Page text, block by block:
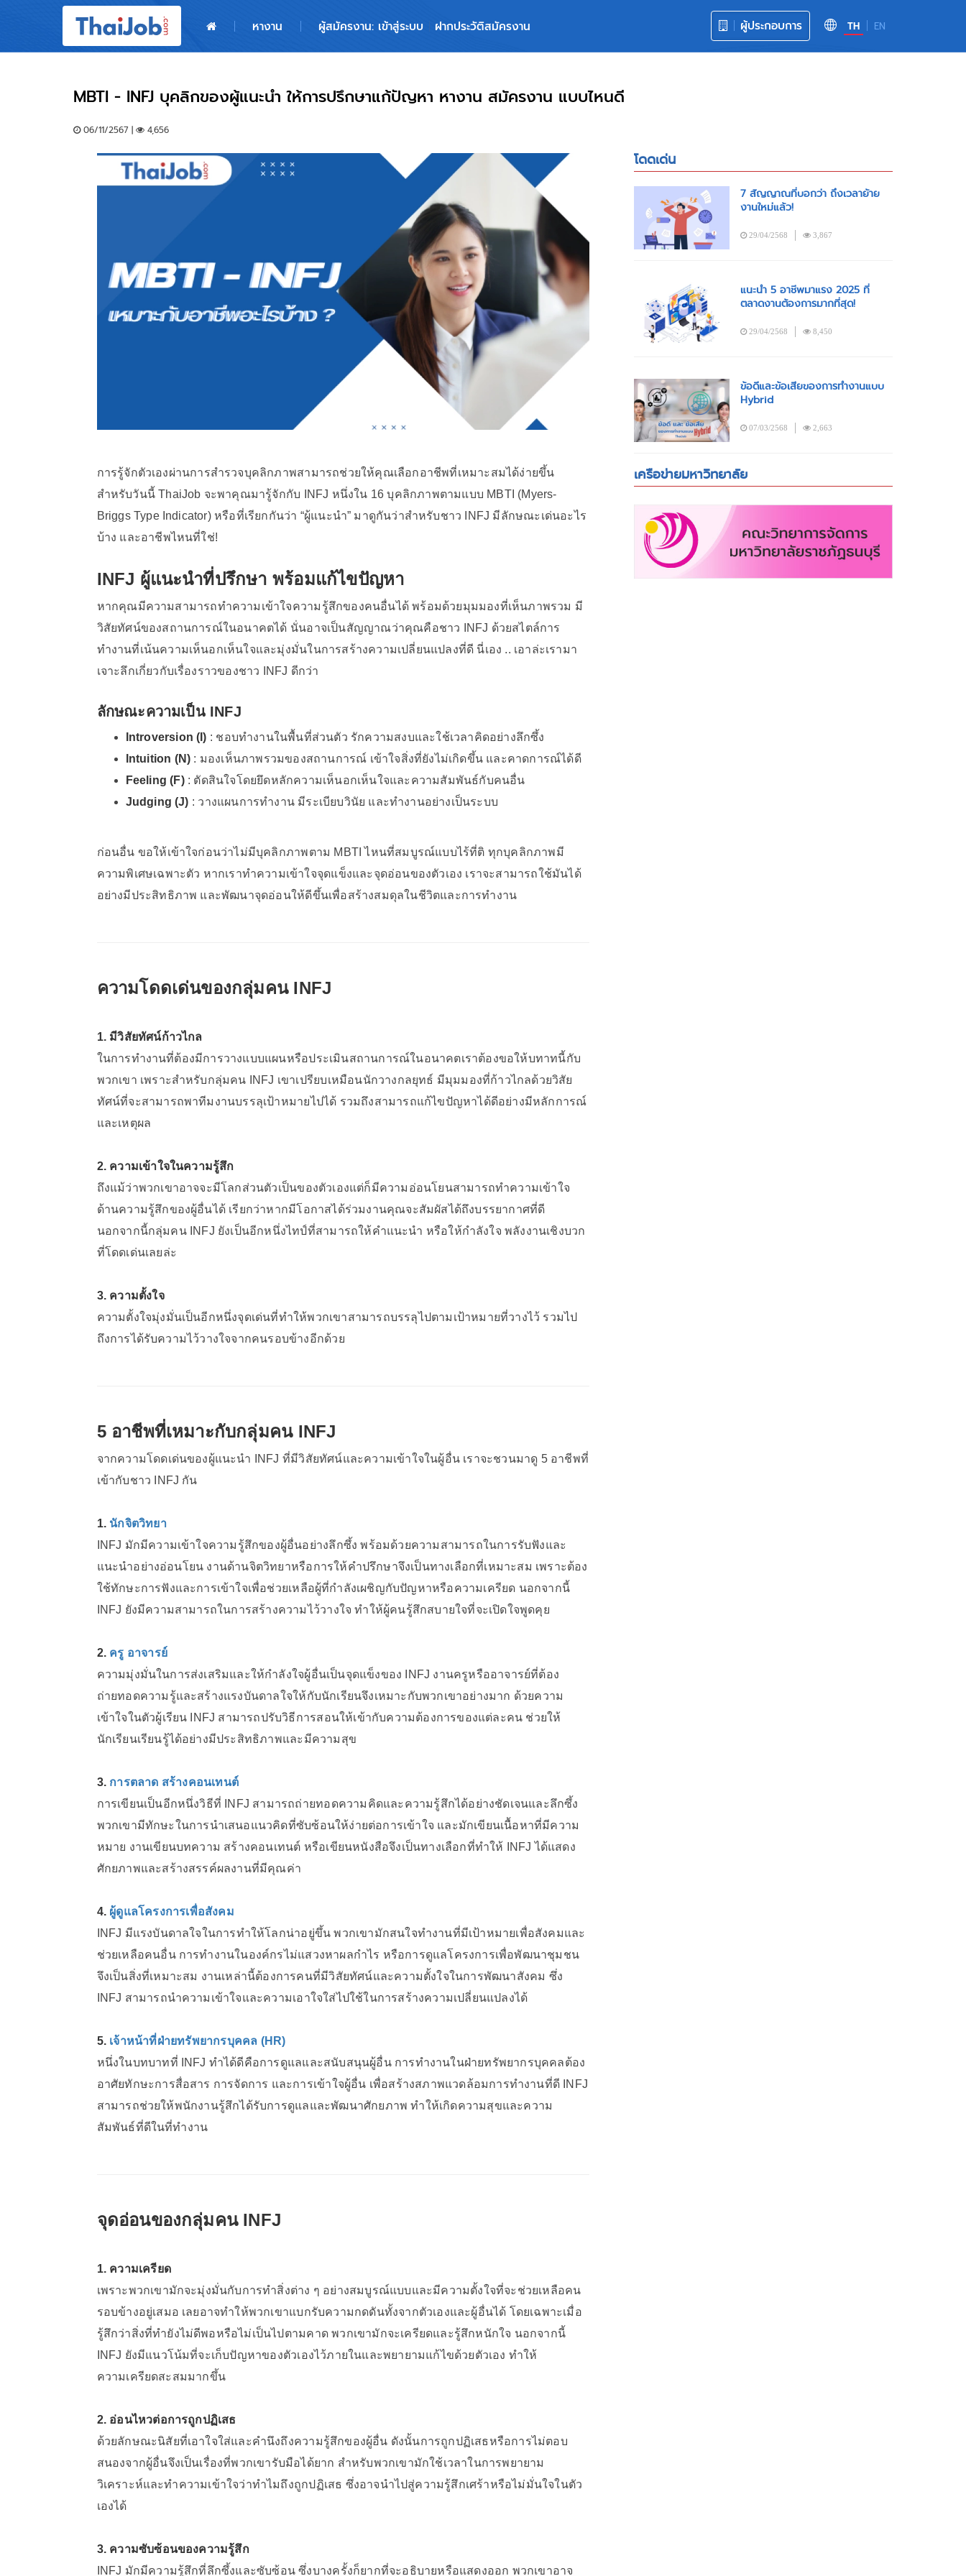
TH EN
ผู้ประกอบการ
หางาน ผู้สมัครงาน: เข้าสู่ระบบ ฝากประวัติสมัครงาน
ผู้สมัครงาน: เข้าสู่ระบบ
สำหรับผู้ประกอบการ
MBTI - INFJ บุคลิกของผู้แนะนำ ให้การปรึกษาแก้ปัญหา หางาน สมัครงาน แบบไหนดี
06/11/2567 | 4,656
การรู้จักตัวเองผ่านการสำรวจบุคลิกภาพสามารถช่วยให้คุณเลือกอาชีพที่เหมาะสมได้ง่ายขึ้น
สำหรับวันนี้ ThaiJob จะพาคุณมารู้จักกับ INFJ หนึ่งใน 16 บุคลิกภาพตามแบบ MBTI (Myers-
Briggs Type Indicator) หรือที่เรียกกันว่า “ผู้แนะนำ” มาดูกันว่าสำหรับชาว INFJ มีลักษณะเด่นอะไร
บ้าง และอาชีพไหนที่ใช่!
INFJ ผู้แนะนำที่ปรึกษา พร้อมแก้ไขปัญหา
หากคุณมีความสามารถทำความเข้าใจความรู้สึกของคนอื่นได้ พร้อมด้วยมุมมองที่เห็นภาพรวม มี
วิสัยทัศน์ของสถานการณ์ในอนาคตได้ นั่นอาจเป็นสัญญาณว่าคุณคือชาว INFJ ด้วยสไตล์การ
ทำงานที่เน้นความเห็นอกเห็นใจและมุ่งมั่นในการสร้างความเปลี่ยนแปลงที่ดี นี่เอง .. เอาล่ะเรามา
เจาะลึกเกี่ยวกับเรื่องราวของชาว INFJ ดีกว่า
ลักษณะความเป็น INFJ
Introversion (I) : ชอบทำงานในพื้นที่ส่วนตัว รักความสงบและใช้เวลาคิดอย่างลึกซึ้ง
Intuition (N) : มองเห็นภาพรวมของสถานการณ์ เข้าใจสิ่งที่ยังไม่เกิดขึ้น และคาดการณ์ได้ดี
Feeling (F): ตัดสินใจโดยยึดหลักความเห็นอกเห็นใจและความสัมพันธ์กับคนอื่น
Judging (J) : วางแผนการทำงาน มีระเบียบวินัย และทำงานอย่างเป็นระบบ
ก่อนอื่น ขอให้เข้าใจก่อนว่าไม่มีบุคลิกภาพตาม MBTI ไหนที่สมบูรณ์แบบไร้ที่ติ ทุกบุคลิกภาพมี
ความพิเศษเฉพาะตัว หากเราทำความเข้าใจจุดแข็งและจุดอ่อนของตัวเอง เราจะสามารถใช้มันได้
อย่างมีประสิทธิภาพ และพัฒนาจุดอ่อนให้ดีขึ้นเพื่อสร้างสมดุลในชีวิตและการทำงาน
ความโดดเด่นของกลุ่มคน INFJ
1. มีวิสัยทัศน์ก้าวไกล
ในการทำงานที่ต้องมีการวางแบบแผนหรือประเมินสถานการณ์ในอนาคตเราต้องขอให้บทาทนี้กับ
พวกเขา เพราะสำหรับกลุ่มคน INFJ เขาเปรียบเหมือนนักวางกลยุทธ์ มีมุมมองที่ก้าวไกลด้วยวิสัย
ทัศน์ที่จะสามารถพาทีมงานบรรลุเป้าหมายไปได้ รวมถึงสามารถแก้ไขปัญหาได้ดีอย่างมีหลักการณ์
และเหตุผล
2. ความเข้าใจในความรู้สึก
ถึงแม้ว่าพวกเขาอาจจะมีโลกส่วนตัวเป็นของตัวเองแต่ก็มีความอ่อนโยนสามารถทำความเข้าใจ
ด้านความรู้สึกของผู้อื่นได้ เรียกว่าหากมีโอกาสได้ร่วมงานคุณจะสัมผัสได้ถึงบรรยากาศที่ดี
นอกจากนี้กลุ่มคน INFJ ยังเป็นอีกหนึ่งไทป์ที่สามารถให้คำแนะนำ หรือให้กำลังใจ พลังงานเชิงบวก
ที่โดดเด่นเลยล่ะ
3. ความตั้งใจ
ความตั้งใจมุ่งมั่นเป็นอีกหนึ่งจุดเด่นที่ทำให้พวกเขาสามารถบรรลุไปตามเป้าหมายที่วางไว้ รวมไป
ถึงการได้รับความไว้วางใจจากคนรอบข้างอีกด้วย
5 อาชีพที่เหมาะกับกลุ่มคน INFJ
จากความโดดเด่นของผู้แนะนำ INFJ ที่มีวิสัยทัศน์และความเข้าใจในผู้อื่น เราจะชวนมาดู 5 อาชีพที่
เข้ากับชาว INFJ กัน
1. นักจิตวิทยา
INFJ มักมีความเข้าใจความรู้สึกของผู้อื่นอย่างลึกซึ้ง พร้อมด้วยความสามารถในการรับฟังและ
แนะนำอย่างอ่อนโยน งานด้านจิตวิทยาหรือการให้คำปรึกษาจึงเป็นทางเลือกที่เหมาะสม เพราะต้อง
ใช้ทักษะการฟังและการเข้าใจเพื่อช่วยเหลือผู้ที่กำลังเผชิญกับปัญหาหรือความเครียด นอกจากนี้
INFJ ยังมีความสามารถในการสร้างความไว้วางใจ ทำให้ผู้คนรู้สึกสบายใจที่จะเปิดใจพูดคุย
2. ครู อาจารย์
ความมุ่งมั่นในการส่งเสริมและให้กำลังใจผู้อื่นเป็นจุดแข็งของ INFJ งานครูหรืออาจารย์ที่ต้อง
ถ่ายทอดความรู้และสร้างแรงบันดาลใจให้กับนักเรียนจึงเหมาะกับพวกเขาอย่างมาก ด้วยความ
เข้าใจในตัวผู้เรียน INFJ สามารถปรับวิธีการสอนให้เข้ากับความต้องการของแต่ละคน ช่วยให้
นักเรียนเรียนรู้ได้อย่างมีประสิทธิภาพและมีความสุข
3. การตลาด สร้างคอนเทนต์
การเขียนเป็นอีกหนึ่งวิธีที่ INFJ สามารถถ่ายทอดความคิดและความรู้สึกได้อย่างชัดเจนและลึกซึ้ง
พวกเขามีทักษะในการนำเสนอแนวคิดที่ซับซ้อนให้ง่ายต่อการเข้าใจ และมักเขียนเนื้อหาที่มีความ
หมาย งานเขียนบทความ สร้างคอนเทนต์ หรือเขียนหนังสือจึงเป็นทางเลือกที่ทำให้ INFJ ได้แสดง
ศักยภาพและสร้างสรรค์ผลงานที่มีคุณค่า
4. ผู้ดูแลโครงการเพื่อสังคม
INFJ มีแรงบันดาลใจในการทำให้โลกน่าอยู่ขึ้น พวกเขามักสนใจทำงานที่มีเป้าหมายเพื่อสังคมและ
ช่วยเหลือคนอื่น การทำงานในองค์กรไม่แสวงหาผลกำไร หรือการดูแลโครงการเพื่อพัฒนาชุมชน
จึงเป็นสิ่งที่เหมาะสม งานเหล่านี้ต้องการคนที่มีวิสัยทัศน์และความตั้งใจในการพัฒนาสังคม ซึ่ง
INFJ สามารถนำความเข้าใจและความเอาใจใส่ไปใช้ในการสร้างความเปลี่ยนแปลงได้
5. เจ้าหน้าที่ฝ่ายทรัพยากรบุคคล (HR)
หนึ่งในบทบาทที่ INFJ ทำได้ดีคือการดูแลและสนับสนุนผู้อื่น การทำงานในฝ่ายทรัพยากรบุคคลต้อง
อาศัยทักษะการสื่อสาร การจัดการ และการเข้าใจผู้อื่น เพื่อสร้างสภาพแวดล้อมการทำงานที่ดี INFJ
สามารถช่วยให้พนักงานรู้สึกได้รับการดูแลและพัฒนาศักยภาพ ทำให้เกิดความสุขและความ
สัมพันธ์ที่ดีในที่ทำงาน
จุดอ่อนของกลุ่มคน INFJ
1. ความเครียด
เพราะพวกเขามักจะมุ่งมั่นกับการทำสิ่งต่าง ๆ อย่างสมบูรณ์แบบและมีความตั้งใจที่จะช่วยเหลือคน
รอบข้างอยู่เสมอ เลยอาจทำให้พวกเขาแบกรับความกดดันทั้งจากตัวเองและผู้อื่นได้ โดยเฉพาะเมื่อ
รู้สึกว่าสิ่งที่ทำยังไม่ดีพอหรือไม่เป็นไปตามคาด พวกเขามักจะเครียดและรู้สึกหนักใจ นอกจากนี้
INFJ ยังมีแนวโน้มที่จะเก็บปัญหาของตัวเองไว้ภายในและพยายามแก้ไขด้วยตัวเอง ทำให้
ความเครียดสะสมมากขึ้น
2. อ่อนไหวต่อการถูกปฏิเสธ
ด้วยลักษณะนิสัยที่เอาใจใส่และคำนึงถึงความรู้สึกของผู้อื่น ดังนั้นการถูกปฏิเสธหรือการไม่ตอบ
สนองจากผู้อื่นจึงเป็นเรื่องที่พวกเขารับมือได้ยาก สำหรับพวกเขามักใช้เวลาในการพยายาม
วิเคราะห์และทำความเข้าใจว่าทำไมถึงถูกปฏิเสธ ซึ่งอาจนำไปสู่ความรู้สึกเศร้าหรือไม่มั่นใจในตัว
เองได้
3. ความซับซ้อนของความรู้สึก
INFJ มักมีความรู้สึกที่ลึกซึ้งและซับซ้อน ซึ่งบางครั้งก็ยากที่จะอธิบายหรือแสดงออก พวกเขาอาจ
โดดเด่น
7 สัญญาณที่บอกว่า ถึงเวลาย้าย
งานใหม่แล้ว!
29/04/2568 3,867
แนะนำ 5 อาชีพมาแรง 2025 ที่
ตลาดงานต้องการมากที่สุด!
29/04/2568 8,450
ข้อดีและข้อเสียของการทำงานแบบ
Hybrid
07/03/2568 2,663
เครือข่ายมหาวิทยาลัย